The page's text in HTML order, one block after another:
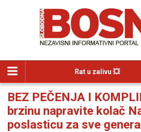
Rat u zalivu 💥
BEZ PEČENJA I
brzinu napravite kolač
poslasticu za sve